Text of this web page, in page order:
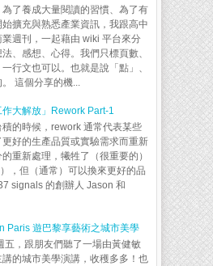
了養成大量閱讀的習慣、為了有
擴充與熟悉產業資訊，我跟高中
週刊，一起藉由 wiki 平台來分
、感想、心得。我們只標頁數、
行文也可以。也就是說「點」、
。 這個分享的機...
作大解放」Rework Part-1
積的時候，rework 通常代表某些
更好的生產品質或實驗需求而重新
重新處理，犧牲了（很重要的）
，但（通常）可以換來更好的品
signals 的創辦人 Jason 和
Paris 遊巴黎享藝術之城市美學
五，跟朋友們聽了一場由黃健敏
講的城市美學演講，收穫多多！也